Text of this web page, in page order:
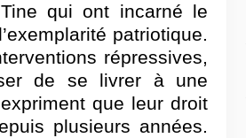
qui ont incarné le
patriotique.
répressives,
de se livrer à une
que leur droit
plusieurs années.